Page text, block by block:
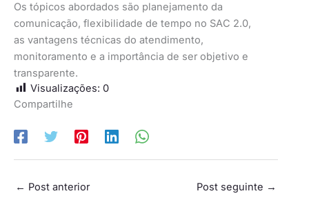
Os tópicos abordados são planejamento da
comunicação, flexibilidade de tempo no SAC 2.0,
as vantagens técnicas do atendimento,
monitoramento e a importância de ser objetivo e
transparente.
Visualizações: 0
Compartilhe
← Post anterior Post seguinte →